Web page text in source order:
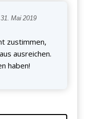
Mai 2019
zustimmen,
ausreichen.
haben!